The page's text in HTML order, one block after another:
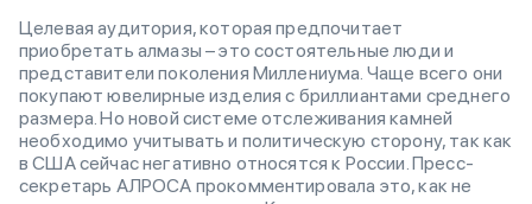
Целевая аудитория, которая предпочитает
приобретать алмазы – это состоятельные люди и
представители поколения Миллениума. Чаще всего они
покупают ювелирные изделия с бриллиантами среднего
размера. Но новой системе отслеживания камней
необходимо учитывать и политическую сторону, так как
в США сейчас негативно относятся к России. Пресс-
секретарь АЛРОСА прокомментировала это, как не